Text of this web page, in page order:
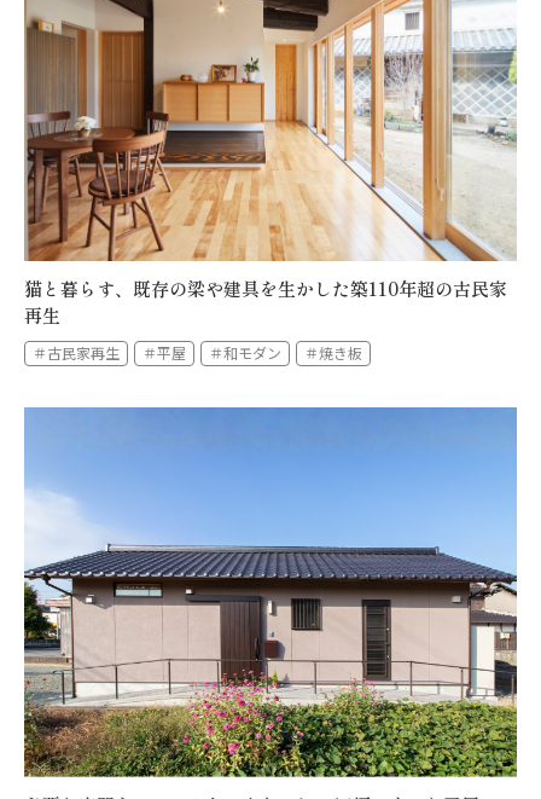
猫と暮らす、既存の梁や建具を生かした築110年超の古民家
再生
＃古民家再生 ＃平屋 ＃和モダン ＃焼き板